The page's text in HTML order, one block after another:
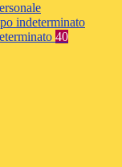
indeterminato
40